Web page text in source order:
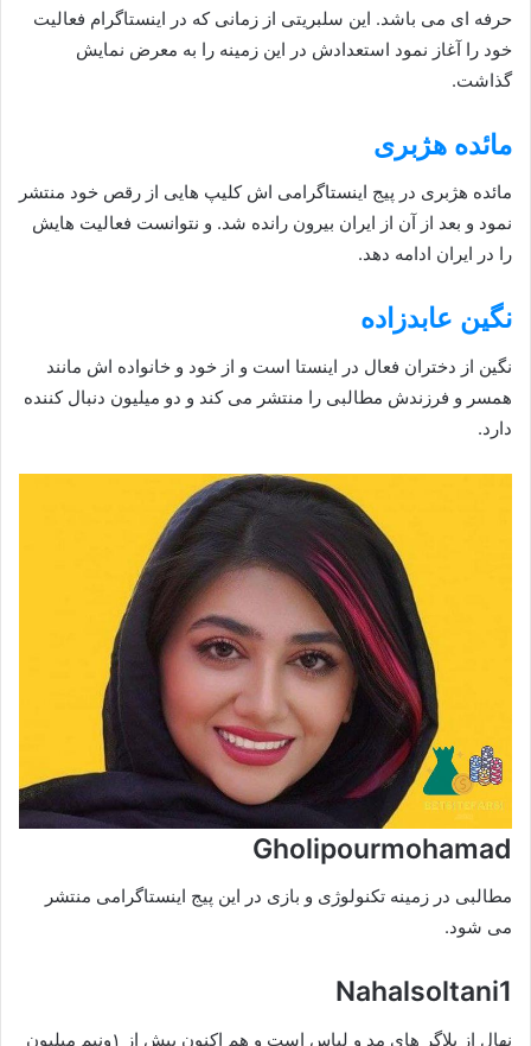
حرفه ای می باشد. این سلبریتی از زمانی که در اینستاگرام فعالیت
خود را آغاز نمود استعدادش در این زمینه را به معرض نمایش
گذاشت.
مائده هژبری
مائده هژبری در پیج اینستاگرامی اش کلیپ هایی از رقص خود منتشر
نمود و بعد از آن از ایران بیرون رانده شد. و نتوانست فعالیت هایش
را در ایران ادامه دهد.
نگین عابدزاده
نگین از دختران فعال در اینستا است و از خود و خانواده اش مانند
همسر و فرزندش مطالبی را منتشر می کند و دو میلیون دنبال کننده
دارد.
Gholipourmohamad
مطالبی در زمینه تکنولوژی و بازی در این پیج اینستاگرامی منتشر
می شود‌.
Nahalsoltani1
نهال از بلاگر های مد و لباس است و هم اکنون بیش از ۱ونیم میلیون